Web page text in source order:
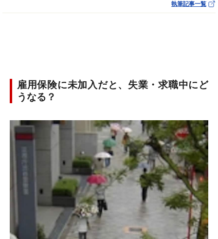
執筆記事一覧
雇用保険に未加入だと、失業・求職中にど
うなる？